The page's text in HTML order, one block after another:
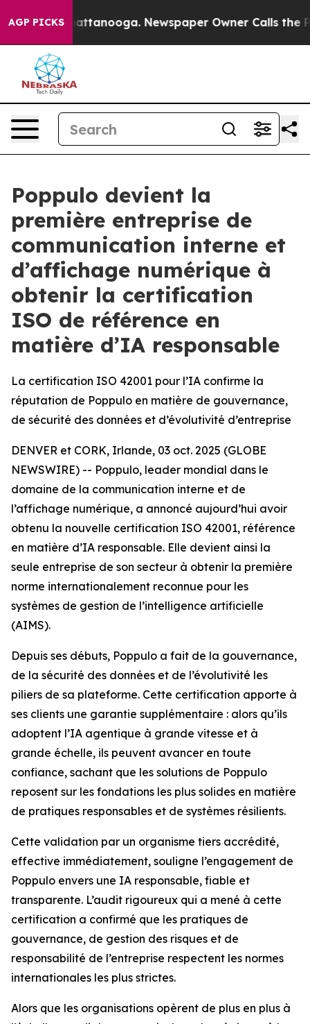
AGP PICKS
in Chattanooga. Newspaper Owner Calls the
Poppulo devient la
première entreprise de
communication interne et
d’affichage numérique à
obtenir la certification
ISO de référence en
matière d’IA responsable
La certification ISO 42001 pour l’IA confirme la
réputation de Poppulo en matière de gouvernance,
de sécurité des données et d’évolutivité d’entreprise
DENVER et CORK, Irlande, 03 oct. 2025 (GLOBE
NEWSWIRE) -- Poppulo, leader mondial dans le
domaine de la communication interne et de
l’affichage numérique, a annoncé aujourd’hui avoir
obtenu la nouvelle certification ISO 42001, référence
en matière d’IA responsable. Elle devient ainsi la
seule entreprise de son secteur à obtenir la première
norme internationalement reconnue pour les
systèmes de gestion de l’intelligence artificielle
(AIMS).
Depuis ses débuts, Poppulo a fait de la gouvernance,
de la sécurité des données et de l’évolutivité les
piliers de sa plateforme. Cette certification apporte à
ses clients une garantie supplémentaire : alors qu’ils
adoptent l’IA agentique à grande vitesse et à
grande échelle, ils peuvent avancer en toute
confiance, sachant que les solutions de Poppulo
reposent sur les fondations les plus solides en matière
de pratiques responsables et de systèmes résilients.
Cette validation par un organisme tiers accrédité,
effective immédiatement, souligne l’engagement de
Poppulo envers une IA responsable, fiable et
transparente. L’audit rigoureux qui a mené à cette
certification a confirmé que les pratiques de
gouvernance, de gestion des risques et de
responsabilité de l’entreprise respectent les normes
internationales les plus strictes.
Alors que les organisations opèrent de plus en plus à